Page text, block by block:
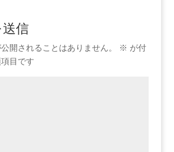
信
開されることはありません。 ※ が付
目です